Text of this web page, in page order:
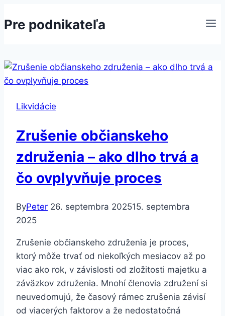
to
Pre podnikateľa
Likvidácie
Zrušenie občianskeho
združenia – ako dlho trvá a
čo ovplyvňuje proces
ByPeter 26. septembra 202515. septembra
2025
Zrušenie občianskeho združenia je proces,
ktorý môže trvať od niekoľkých mesiacov až po
viac ako rok, v závislosti od zložitosti majetku a
záväzkov združenia. Mnohí členovia združení si
neuvedomujú, že časový rámec zrušenia závisí
od viacerých faktorov a že nedostatočná